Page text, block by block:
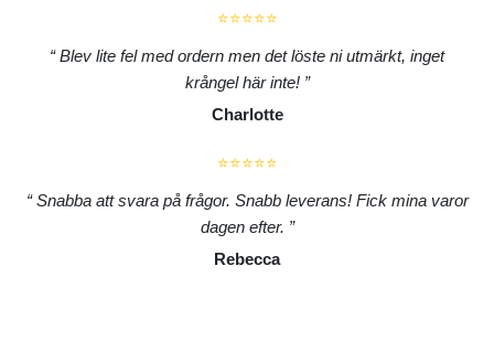
⭐⭐⭐⭐⭐
Blev lite fel med ordern men det löste ni utmärkt, inget
krångel här inte!
Charlotte
⭐⭐⭐⭐⭐
Snabba att svara på frågor. Snabb leverans! Fick mina varor
dagen efter.
Rebecca